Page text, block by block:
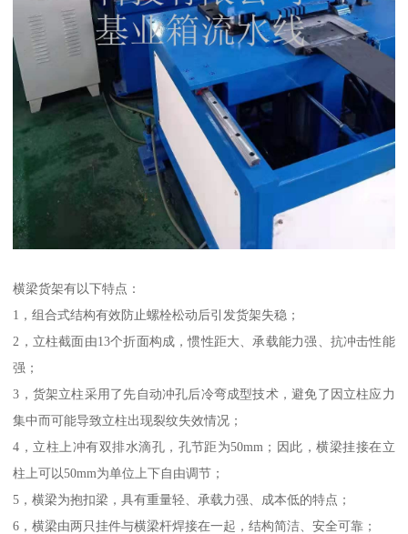
横梁货架有以下特点：
1，组合式结构有效防止螺栓松动后引发货架失稳；
2，立柱截面由13个折面构成，惯性距大、承载能力强、抗冲击性能
强；
3，货架立柱采用了先自动冲孔后冷弯成型技术，避免了因立柱应力
集中而可能导致立柱出现裂纹失效情况；
4，立柱上冲有双排水滴孔，孔节距为50mm；因此，横梁挂接在立
柱上可以50mm为单位上下自由调节；
5，横梁为抱扣梁，具有重量轻、承载力强、成本低的特点；
6，横梁由两只挂件与横梁杆焊接在一起，结构简洁、安全可靠；